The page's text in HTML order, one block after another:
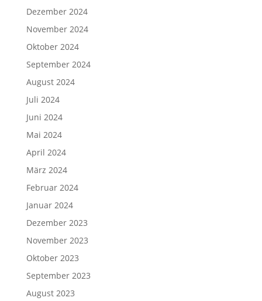
Dezember 2024
November 2024
Oktober 2024
September 2024
August 2024
Juli 2024
Juni 2024
Mai 2024
April 2024
März 2024
Februar 2024
Januar 2024
Dezember 2023
November 2023
Oktober 2023
September 2023
August 2023